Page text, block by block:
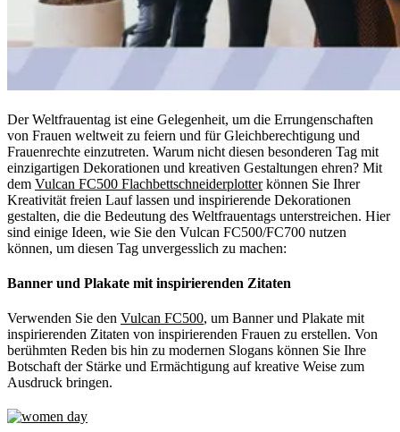
Der Weltfrauentag ist eine Gelegenheit, um die Errungenschaften
von Frauen weltweit zu feiern und für Gleichberechtigung und
Frauenrechte einzutreten. Warum nicht diesen besonderen Tag mit
einzigartigen Dekorationen und kreativen Gestaltungen ehren? Mit
dem Vulcan FC500 Flachbettschneiderplotterkönnen Sie Ihrer
Kreativität freien Lauf lassen und inspirierende Dekorationen
gestalten, die die Bedeutung des Weltfrauentags unterstreichen. Hier
sind einige Ideen, wie Sie den Vulcan FC500/FC700 nutzen
können, um diesen Tag unvergesslich zu machen:
Banner und Plakate mit inspirierenden Zitaten
Verwenden Sie den Vulcan FC500, um Banner und Plakate mit
inspirierenden Zitaten von inspirierenden Frauen zu erstellen. Von
berühmten Reden bis hin zu modernen Slogans können Sie Ihre
Botschaft der Stärke und Ermächtigung auf kreative Weise zum
Ausdruck bringen.